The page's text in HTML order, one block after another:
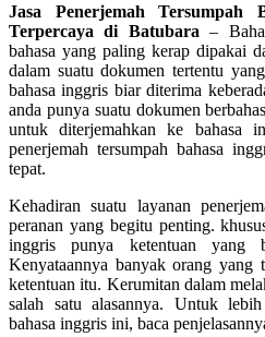
Jasa Penerjemah Tersumpah
Terpercaya di Batubara –
bahasa yang paling kerap dipakai
dalam suatu dokumen tertentu
bahasa inggris biar diterima
anda punya suatu dokumen
untuk diterjemahkan ke bahasa
penerjemah tersumpah bahasa
tepat.
Kehadiran suatu layanan
peranan yang begitu penting.
inggris punya ketentuan yang
Kenyataannya banyak orang yang
ketentuan itu. Kerumitan dalam
salah satu alasannya. Untuk
bahasa inggris ini, baca